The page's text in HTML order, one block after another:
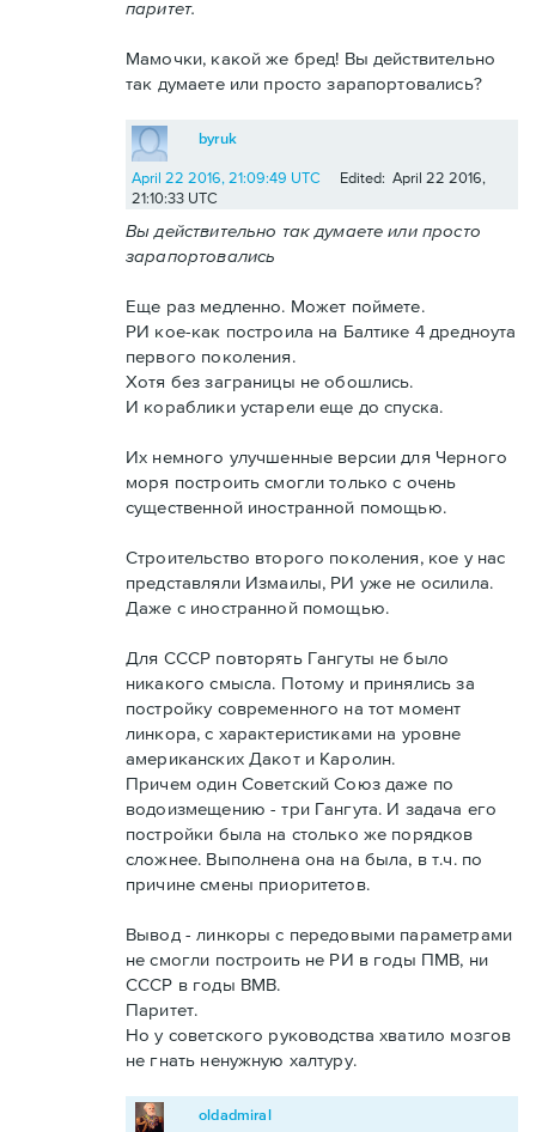
паритет.
Мамочки, какой же бред! Вы действительно
так думаете или просто зарапортовались?
byruk
April 22 2016, 21:09:49 UTC
Edited: April 22 2016,
21:10:33 UTC
Вы действительно так думаете или просто
зарапортовались
Еще раз медленно. Может поймете.
РИ кое-как построила на Балтике 4 дредноута
первого поколения.
Хотя без заграницы не обошлись.
И кораблики устарели еще до спуска.
Их немного улучшенные версии для Черного
моря построить смогли только с очень
существенной иностранной помощью.
Строительство второго поколения, кое у нас
представляли Измаилы, РИ уже не осилила.
Даже с иностранной помощью.
Для СССР повторять Гангуты не было
никакого смысла. Потому и принялись за
постройку современного на тот момент
линкора, с характеристиками на уровне
американских Дакот и Каролин.
Причем один Советский Союз даже по
водоизмещению - три Гангута. И задача его
постройки была на столько же порядков
сложнее. Выполнена она на была, в т.ч. по
причине смены приоритетов.
Вывод - линкоры с передовыми параметрами
не смогли построить не РИ в годы ПМВ, ни
СССР в годы ВМВ.
Паритет.
Но у советского руководства хватило мозгов
не гнать ненужную халтуру.
oldadmiral